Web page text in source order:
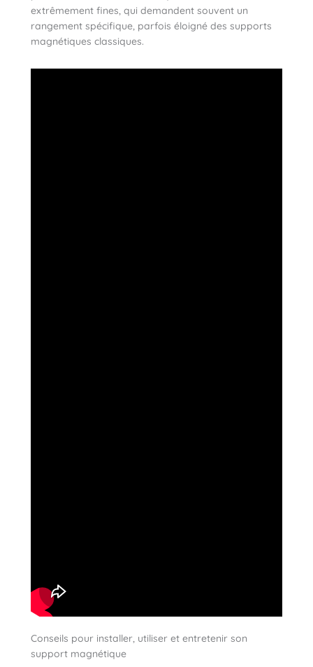
extrêmement fines, qui demandent souvent un
rangement spécifique, parfois éloigné des supports
magnétiques classiques.
Conseils pour installer, utiliser et entretenir son
support magnétique